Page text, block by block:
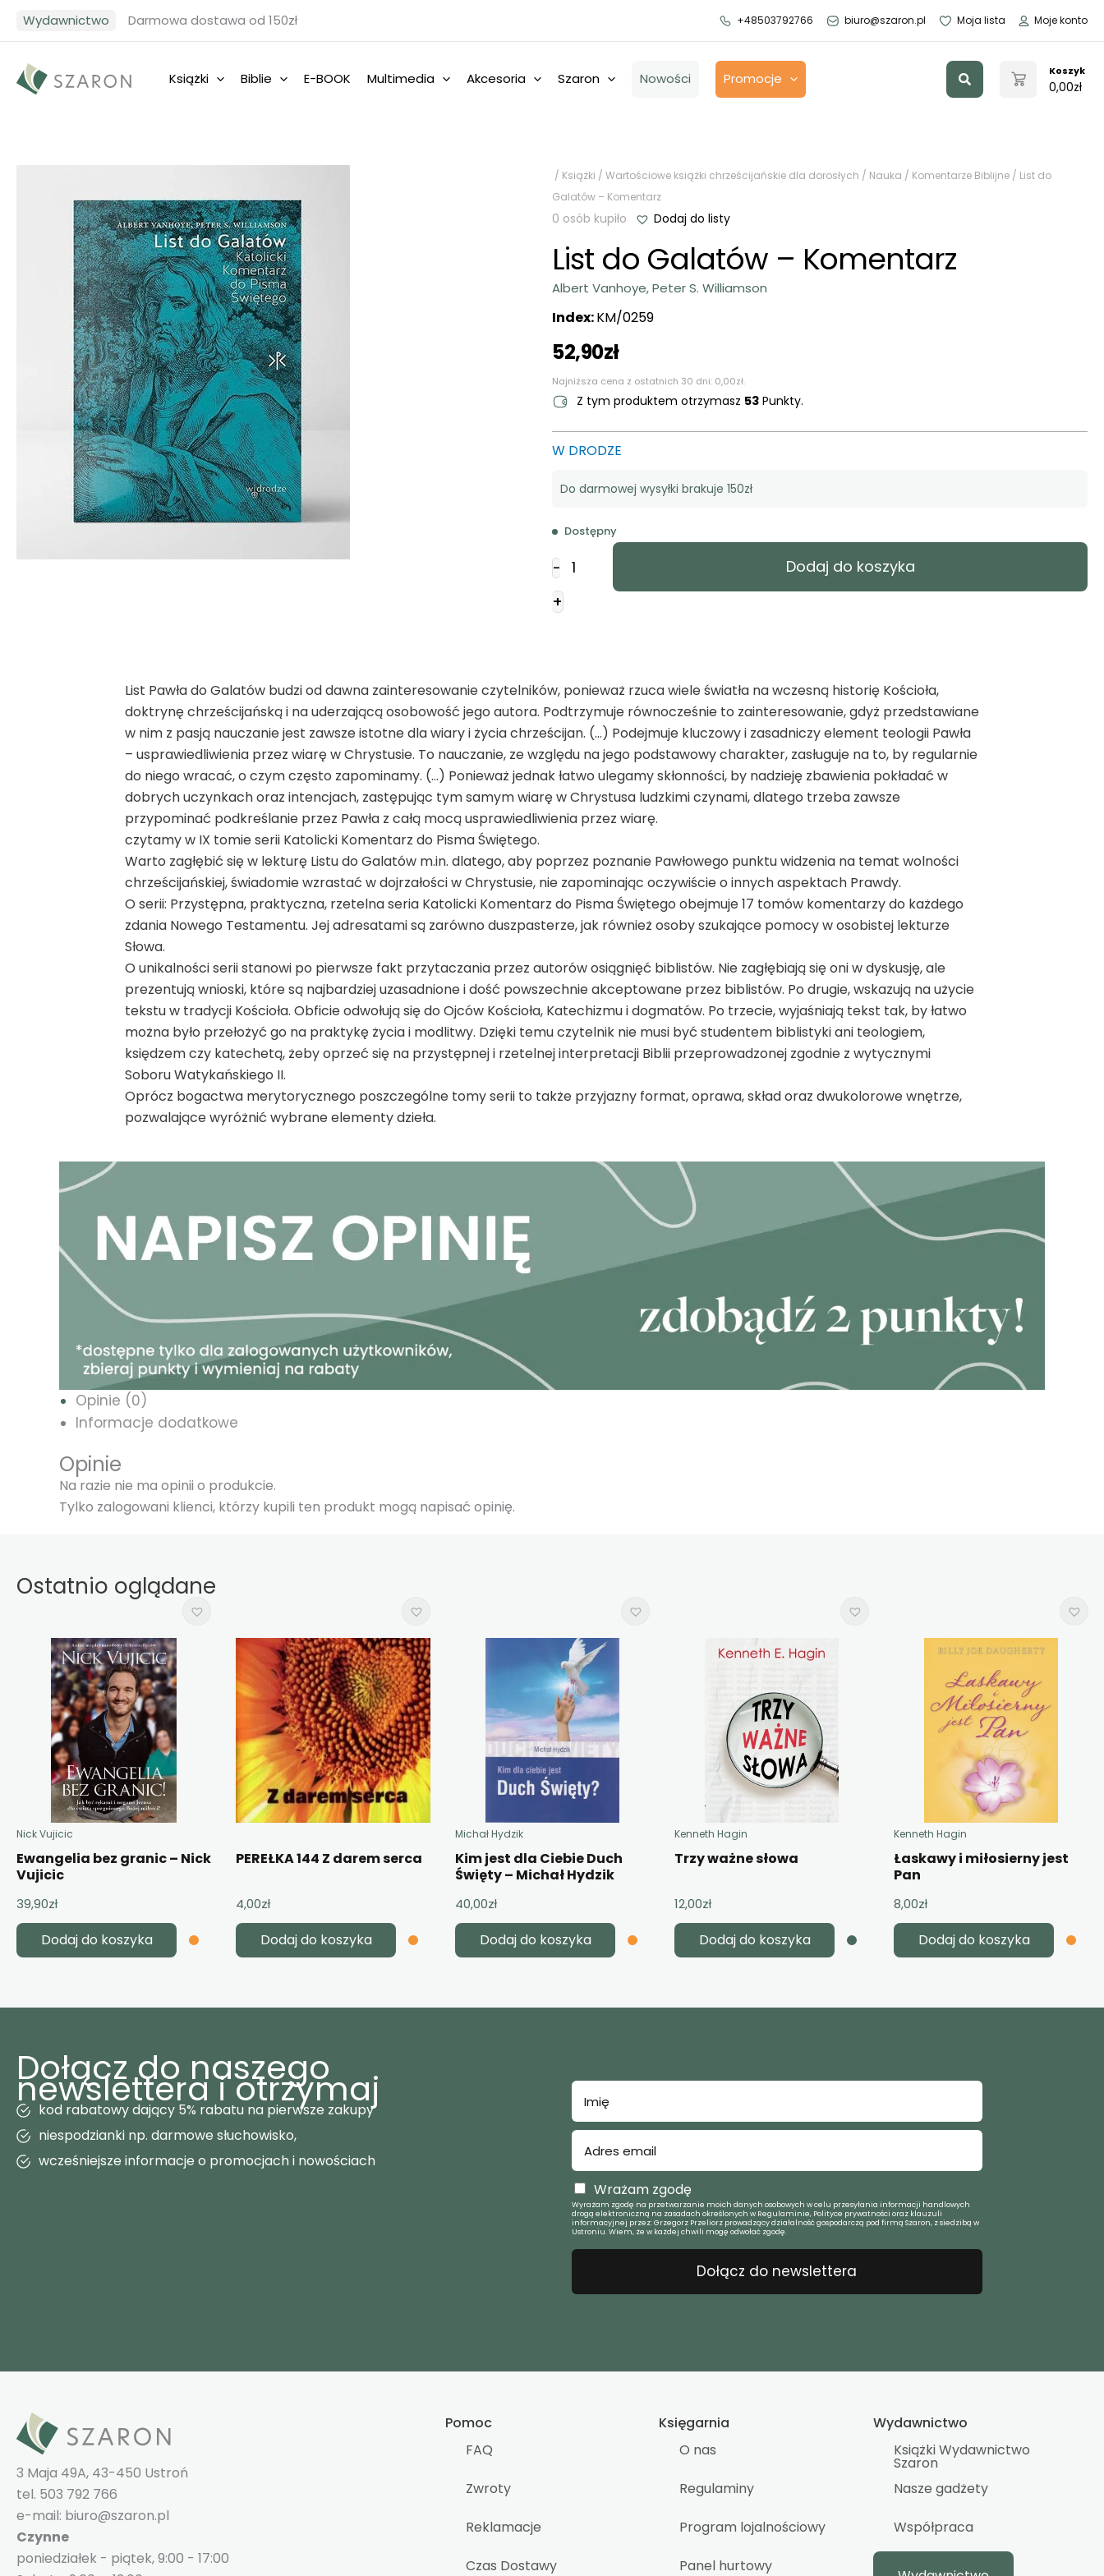
Wydawnictwo Darmowa dostawa od 150zł +48503792766 biuro@szaron.pl Moja lista Moje konto
Książki Biblie E-BOOK Multimedia Akcesoria Szaron Nowości Promocje Szukaj Koszyk
0,00zł
/ Książki / Wartościowe książki chrześcijańskie dla dorosłych / Nauka / Komentarze Biblijne / List do
Galatów – Komentarz
0 osób kupiło Dodaj do listy
List do Galatów – Komentarz
Albert Vanhoye, Peter S. Williamson
Index:KM/0259
52,90zł
Najniższa cena z ostatnich 30 dni: 0,00zł.
Z tym produktem otrzymasz 53 Punkty.
W DRODZE
Do darmowej wysyłki brakuje 150zł
Dostępny
- List
do
Galatów
+
Dodaj do koszyka
List Pawła do Galatów budzi od dawna zainteresowanie czytelników, ponieważ rzuca wiele światła na wczesną historię Kościoła,
doktrynę chrześcijańską i na uderzającą osobowość jego autora. Podtrzymuje równocześnie to zainteresowanie, gdyż przedstawiane
w nim z pasją nauczanie jest zawsze istotne dla wiary i życia chrześcijan. (…) Podejmuje kluczowy i zasadniczy element teologii Pawła
– usprawiedliwienia przez wiarę w Chrystusie. To nauczanie, ze względu na jego podstawowy charakter, zasługuje na to, by regularnie
do niego wracać, o czym często zapominamy. (…) Ponieważ jednak łatwo ulegamy skłonności, by nadzieję zbawienia pokładać w
dobrych uczynkach oraz intencjach, zastępując tym samym wiarę w Chrystusa ludzkimi czynami, dlatego trzeba zawsze
przypominać podkreślanie przez Pawła z całą mocą usprawiedliwienia przez wiarę.
czytamy w IX tomie serii Katolicki Komentarz do Pisma Świętego.
Warto zagłębić się w lekturę Listu do Galatów m.in. dlatego, aby poprzez poznanie Pawłowego punktu widzenia na temat wolności
chrześcijańskiej, świadomie wzrastać w dojrzałości w Chrystusie, nie zapominając oczywiście o innych aspektach Prawdy.
O serii: Przystępna, praktyczna, rzetelna seria Katolicki Komentarz do Pisma Świętego obejmuje 17 tomów komentarzy do każdego
zdania Nowego Testamentu. Jej adresatami są zarówno duszpasterze, jak również osoby szukające pomocy w osobistej lekturze
Słowa.
O unikalności serii stanowi po pierwsze fakt przytaczania przez autorów osiągnięć biblistów. Nie zagłębiają się oni w dyskusję, ale
prezentują wnioski, które są najbardziej uzasadnione i dość powszechnie akceptowane przez biblistów. Po drugie, wskazują na użycie
tekstu w tradycji Kościoła. Obficie odwołują się do Ojców Kościoła, Katechizmu i dogmatów. Po trzecie, wyjaśniają tekst tak, by łatwo
można było przełożyć go na praktykę życia i modlitwy. Dzięki temu czytelnik nie musi być studentem biblistyki ani teologiem,
księdzem czy katechetą, żeby oprzeć się na przystępnej i rzetelnej interpretacji Biblii przeprowadzonej zgodnie z wytycznymi
Soboru Watykańskiego II.
Oprócz bogactwa merytorycznego poszczególne tomy serii to także przyjazny format, oprawa, skład oraz dwukolorowe wnętrze,
pozwalające wyróżnić wybrane elementy dzieła.
Opinie (0)
Informacje dodatkowe
Opinie
Na razie nie ma opinii o produkcie.
Tylko zalogowani klienci, którzy kupili ten produkt mogą napisać opinię.
Ostatnio oglądane
Nick Vujicic
Ewangelia bez granic – Nick
Vujicic
39,90zł
Dodaj do koszyka
PEREŁKA 144 Z darem serca
4,00zł
Dodaj do koszyka
Michał Hydzik
Kim jest dla Ciebie Duch
Święty – Michał Hydzik
40,00zł
Dodaj do koszyka
Kenneth Hagin
Trzy ważne słowa
12,00zł
Dodaj do koszyka
Kenneth Hagin
Łaskawy i miłosierny jest
Pan
8,00zł
Dodaj do koszyka
Dołącz do naszego
newslettera i otrzymaj
kod rabatowy dający 5% rabatu na pierwsze zakupy
niespodzianki np. darmowe słuchowisko,
wcześniejsze informacje o promocjach i nowościach
Wrażam zgodę
Wyrażam zgodę na przetwarzanie moich danych osobowych w celu przesyłania informacji handlowych
drogą elektroniczną na zasadach określonych w Regulaminie, Polityce prywatności oraz klauzuli
informacyjnej przez: Grzegorz Przeliorz prowadzący działalność gospodarczą pod firmą Szaron, z siedzibą w
Ustroniu. Wiem, że w każdej chwili mogę odwołać zgodę.
Dołącz do newslettera
3 Maja 49A, 43-450 Ustroń
tel. 503 792 766
e-mail: biuro@szaron.pl
Czynne
poniedziałek - piątek, 9:00 - 17:00
Pomoc
FAQ
Zwroty
Reklamacje
Czas Dostawy
Księgarnia
O nas
Regulaminy
Program lojalnościowy
Panel hurtowy
Wydawnictwo
Książki Wydawnictwo
Szaron
Nasze gadżety
Współpraca